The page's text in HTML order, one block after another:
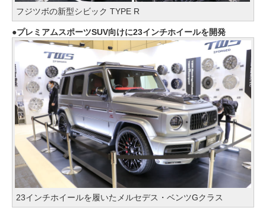
フジツボの新型シビック TYPE R
プレミアムスポーツSUV向けに23インチホイールを開発
23インチホイールを履いたメルセデス・ベンツGクラス